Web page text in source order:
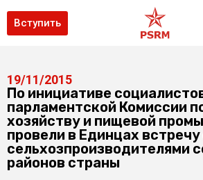
Вступить
19/11/2015
По инициативе
парламентской Комиссии
хозяйству и пищевой
провели в Единцах встречу
сельхозпроизводителями
районов страны